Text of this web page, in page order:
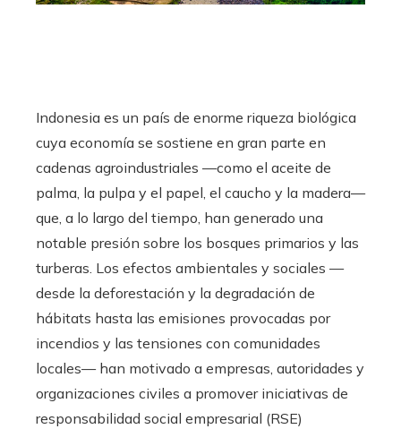
Indonesia es un país de enorme riqueza biológica
cuya economía se sostiene en gran parte en
cadenas agroindustriales —como el aceite de
palma, la pulpa y el papel, el caucho y la madera—
que, a lo largo del tiempo, han generado una
notable presión sobre los bosques primarios y las
turberas. Los efectos ambientales y sociales —
desde la deforestación y la degradación de
hábitats hasta las emisiones provocadas por
incendios y las tensiones con comunidades
locales— han motivado a empresas, autoridades y
organizaciones civiles a promover iniciativas de
responsabilidad social empresarial (RSE)